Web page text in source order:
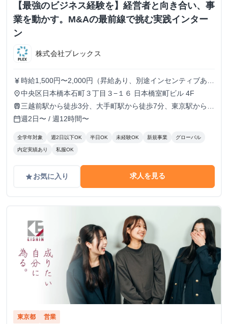
【最強のビジネス経験を】経営者と向き合い、事
業を動かす。M&Aの最前線で挑む実践インター
ン
株式会社プレックス
currency_yen 時給1,500円〜2,000円（昇給あり、別途インセンティブあ
り）
place中央区日本橋本石町３丁目３−１６ 日本橋室町ビル 4F
train 三越前駅から徒歩3分、大手町駅から徒歩7分、東京駅から徒
歩9分
calendar_today週2日〜 / 週12時間〜
全学年対象 週2日以下OK 半日OK 未経験OK 新規事業 グローバル
内定実績あり 私服OK
gradeお気に入り 求人を見る
東京都 営業